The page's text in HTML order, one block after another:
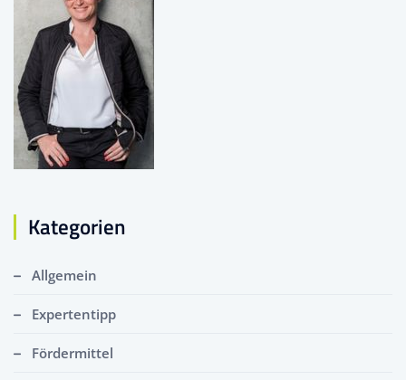
Kategorien
Allgemein
Expertentipp
Fördermittel